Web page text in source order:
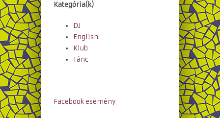
Kategória(k)
DJ
English
Klub
Tánc
Facebook esemény